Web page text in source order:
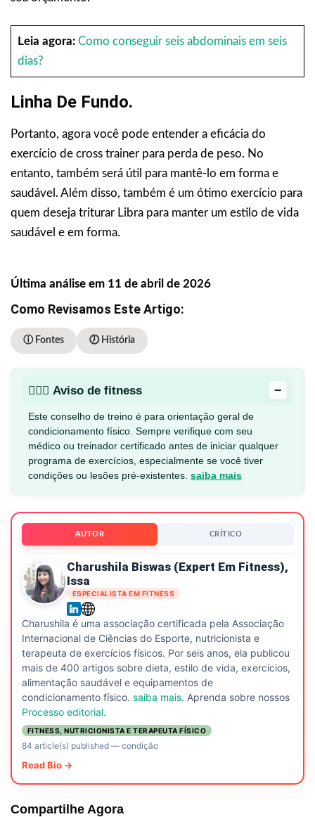
Leia agora: Como conseguir seis abdominais em seis
dias?
Linha De Fundo.
Portanto, agora você pode entender a eficácia do
exercício de cross trainer para perda de peso. No
entanto, também será útil para mantê-lo em forma e
saudável. Além disso, também é um ótimo exercício para
quem deseja triturar Libra para manter um estilo de vida
saudável e em forma.
Última análise em 11 de abril de 2026
Como Revisamos Este Artigo:
ⓘ Fontes 🕖 História
🏋🏻‍♂️ Aviso de fitness −
Este conselho de treino é para orientação geral de
condicionamento físico. Sempre verifique com seu
médico ou treinador certificado antes de iniciar qualquer
programa de exercícios, especialmente se você tiver
condições ou lesões pré-existentes. saiba mais
AUTOR CRÍTICO
Charushila Biswas (expert Em Fitness),
Issa
ESPECIALISTA EM FITNESS
Charushila é uma associação certificada pela Associação
Internacional de Ciências do Esporte, nutricionista e
terapeuta de exercícios físicos. Por seis anos, ela publicou
mais de 400 artigos sobre dieta, estilo de vida, exercícios,
alimentação saudável e equipamentos de
condicionamento físico. saiba mais. Aprenda sobre nossos
Processo editorial.
FITNESS, NUTRICIONISTA E TERAPEUTA FÍSICO
84 article(s) published— condição
Read Bio →
Compartilhe Agora